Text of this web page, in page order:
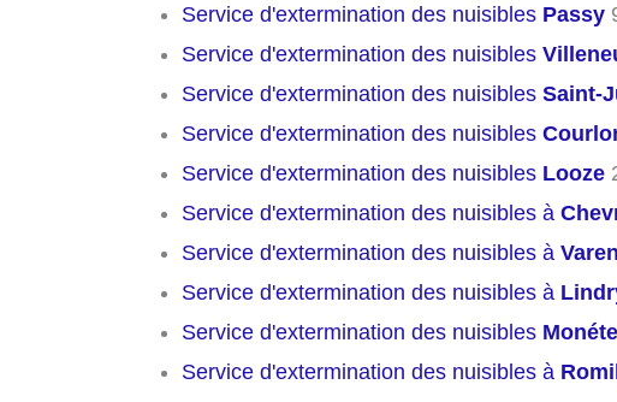
Service d'extermination des nuisibles Passy
Service d'extermination des nuisibles
Service d'extermination des nuisibles Saint-
Service d'extermination des nuisibles
Service d'extermination des nuisibles Looze
Service d'extermination des nuisibles à
Service d'extermination des nuisibles à
Service d'extermination des nuisibles à
Service d'extermination des nuisibles
Service d'extermination des nuisibles à